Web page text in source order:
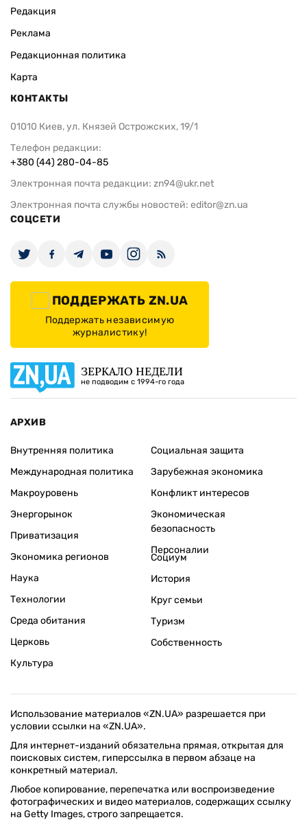
Редакция
Реклама
Редакционная политика
Карта
КОНТАКТЫ
01010 Киев, ул. Князей Острожских, 19/1
Телефон редакции:
+380 (44) 280-04-85
Электронная почта редакции: zn94@ukr.net
Электронная почта службы новостей: editor@zn.ua
СОЦСЕТИ
ПОДДЕРЖАТЬ ZN.UA
Поддержать независимую
журналистику!
ЗЕРКАЛО НЕДЕЛИ
не подводим с 1994-го года
АРХИВ
Внутренняя политика
Международная политика
Макроуровень
Энергорынок
Приватизация
Экономика регионов
Социальная защита
Зарубежная экономика
Конфликт интересов
Экономическая
безопасность
Персоналии
Наука
Технологии
Среда обитания
Церковь
Культура
Социум
История
Круг семьи
Туризм
Собственность
Использование материалов «ZN.UA» разрешается при
условии ссылки на «ZN.UA».
Для интернет-изданий обязательна прямая, открытая для
поисковых систем, гиперссылка в первом абзаце на
конкретный материал.
Любое копирование, перепечатка или воспроизведение
фотографических и видео материалов, содержащих ссылку
на Getty Images, строго запрещается.